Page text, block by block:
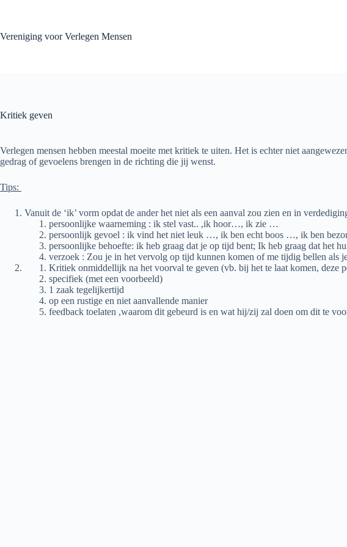
Vereniging voor Verlegen Mensen
Kritiek geven
Verlegen mensen hebben meestal moeite met kritiek te uiten. Het is echter niet
gedrag of gevoelens brengen in de richting die jij wenst.
Tips:
Vanuit de ‘ik’ vorm opdat de ander het niet als een aanval zou zien en in
persoonlijke waarneming : ik stel vast.. ,ik hoor…, ik zie …
persoonlijk gevoel : ik vind het niet leuk …, ik ben echt boos …, ik ben
persoonlijke behoefte: ik heb graag dat je op tijd bent; Ik heb graag dat het
verzoek : Zou je in het vervolg op tijd kunnen komen of me tijdig bellen als
Kritiek onmiddellijk na het voorval te geven (vb. bij het te laat komen, deze
specifiek (met een voorbeeld)
1 zaak tegelijkertijd
op een rustige en niet aanvallende manier
feedback toelaten ,waarom dit gebeurd is en wat hij/zij zal doen om dit te